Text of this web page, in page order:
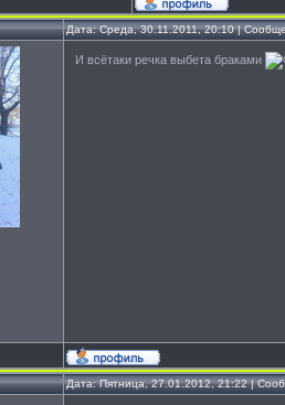
Дата: Среда, 30.11.2011, 20:10 |
И всётаки речка выбета браками
Дата: Пятница, 27.01.2012, 21:22 |